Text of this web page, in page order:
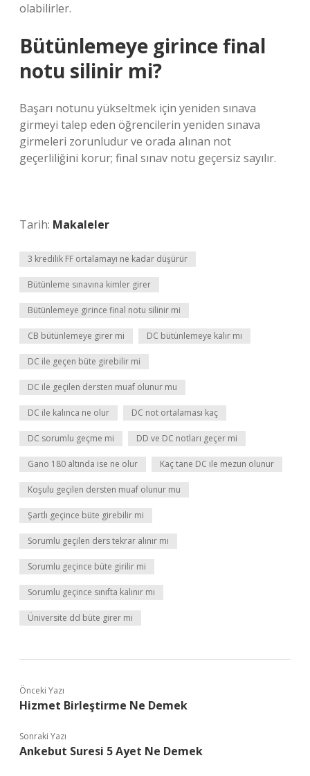
olabilirler.
Bütünlemeye girince final
notu silinir mi?
Başarı notunu yükseltmek için yeniden sınava
girmeyi talep eden öğrencilerin yeniden sınava
girmeleri zorunludur ve orada alınan not
geçerliliğini korur; final sınav notu geçersiz sayılır.
Tarih: Makaleler
3 kredilik FF ortalamayı ne kadar düşürür
Bütünleme sınavına kimler girer
Bütünlemeye girince final notu silinir mi
CB bütünlemeye girer mi DC bütünlemeye kalır mı
DC ile geçen büte girebilir mi
DC ile geçilen dersten muaf olunur mu
DC ile kalınca ne olur DC not ortalaması kaç
DC sorumlu geçme mi DD ve DC notları geçer mi
Gano 180 altında ise ne olur Kaç tane DC ile mezun olunur
Koşulu geçilen dersten muaf olunur mu
Şartlı geçince büte girebilir mi
Sorumlu geçilen ders tekrar alınır mı
Sorumlu geçince büte girilir mi
Sorumlu geçince sınıfta kalınır mı
Üniversite dd büte girer mi
Önceki Yazı
Hizmet Birleştirme Ne Demek
Sonraki Yazı
Ankebut Suresi 5 Ayet Ne Demek